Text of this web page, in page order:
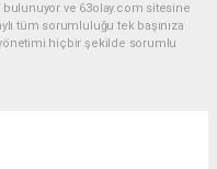
bulunuyor ve 63olay.com sitesine
tüm sorumluluğu tek başınıza
hiçbir şekilde sorumlu